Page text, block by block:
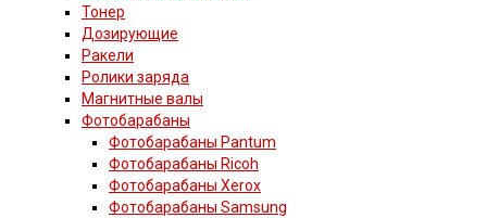
Тонер
Дозирующие
Ракели
Ролики заряда
Магнитные валы
Фотобарабаны
Фотобарабаны Pantum
Фотобарабаны Ricoh
Фотобарабаны Xerox
Фотобарабаны Samsung